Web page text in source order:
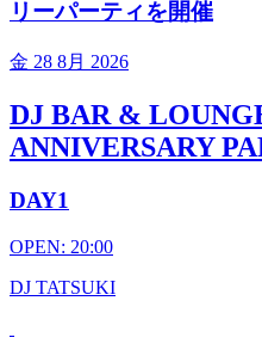
リーパーティを開催
金 28 8月 2026
DJ BAR &
ANNIVERSARY
DAY1
OPEN: 20:00
DJ TATSUKI